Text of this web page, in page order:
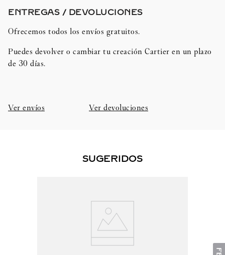
ENTREGAS / DEVOLUCIONES​
Ofrecemos todos los envíos gratuitos.
Puedes devolver o cambiar tu creación Cartier en un plazo
de 30 días.​
Ver envíos Ver devoluciones
SUGERIDOS